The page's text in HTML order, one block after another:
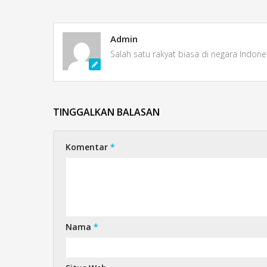
Admin
Salah satu rakyat biasa di negara
TINGGALKAN BALASAN
Komentar*
Nama*